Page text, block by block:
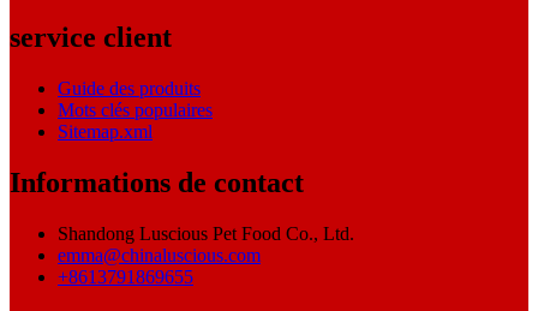
service client
Guide des produits
Mots clés populaires
Sitemap.xml
Informations de contact
Shandong Luscious Pet Food Co., Ltd.
emma@chinaluscious.com
+8613791869655